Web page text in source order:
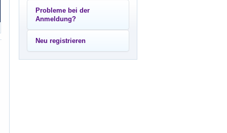
Probleme bei der
Anmeldung?
Neu registrieren